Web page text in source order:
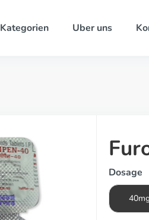
Kategorien Uber uns
Dosage